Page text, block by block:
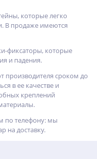
которые легко
В продаже имеются
фиксаторы, которые
и падения.
производителя сроком до
в ее качестве и
креплений
по телефону: мы
на доставку.